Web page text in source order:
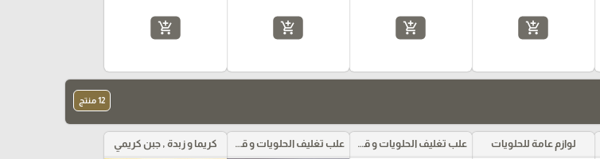
add_shopping_cart
add_shopping_cart
add_shopping_cart
add_shopping_cart
12 منتج
لوازم عامة للحلويات علب تغليف الحلويات و قواعد الكيك و علب بلاستيكية بأنواعها علب تغليف الحلويات و قواعد الكيك و علب بلاستيكية بأنواعها كريما و زبدة , جبن كريمي